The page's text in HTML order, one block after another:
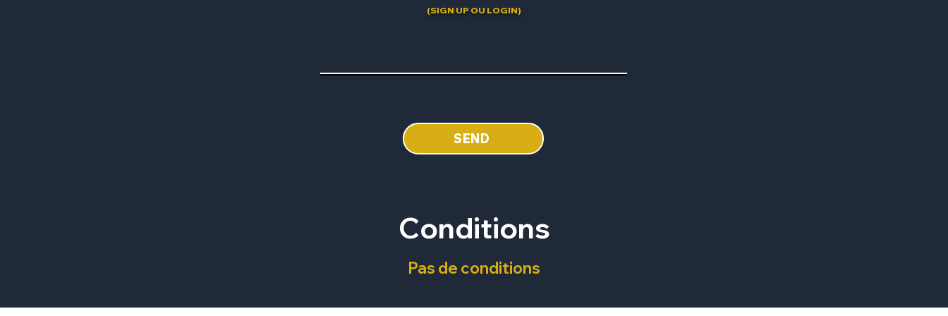
(SIGN UP OU LOGIN)
SEND
Conditions
Pas de conditions